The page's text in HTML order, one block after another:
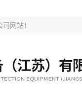
司网站！